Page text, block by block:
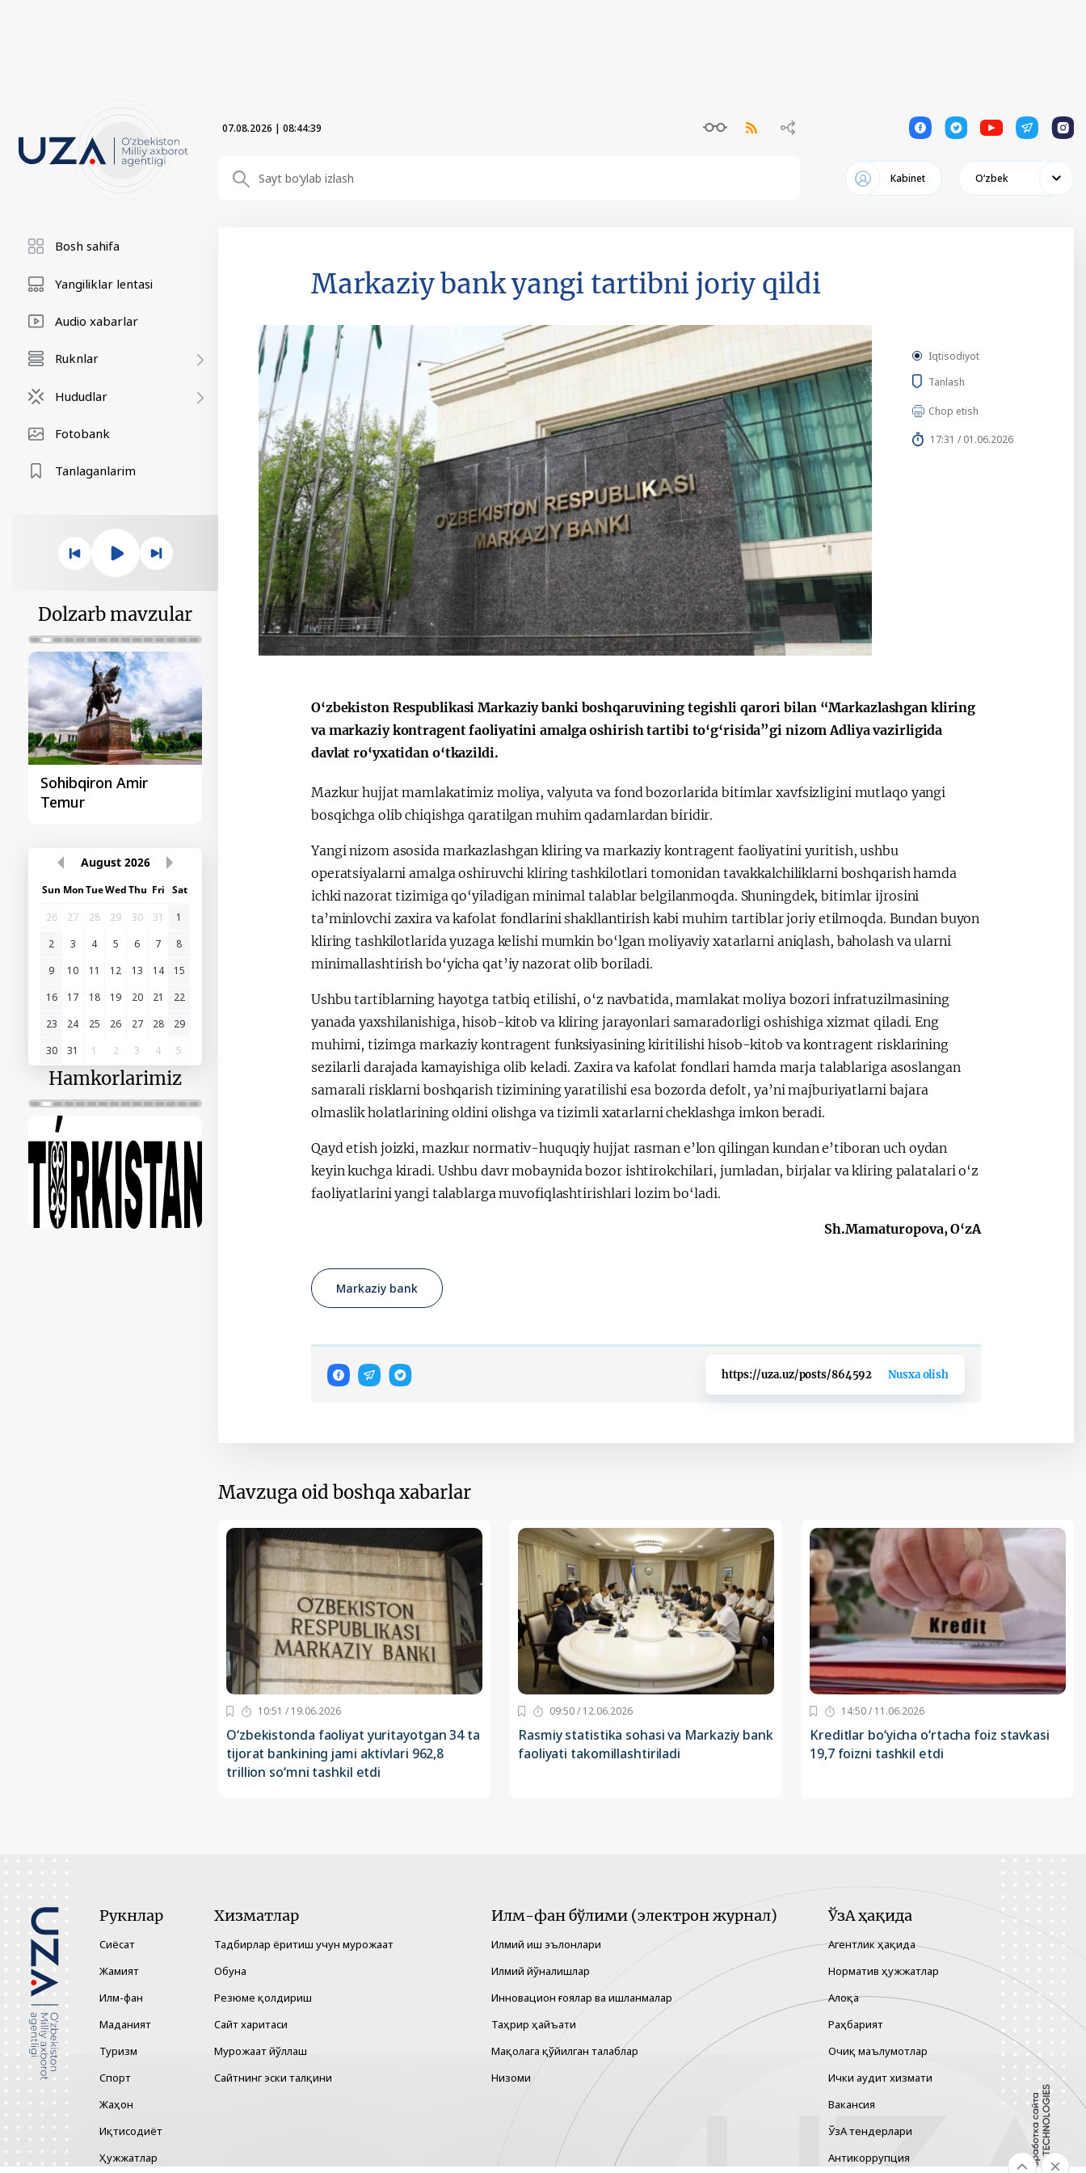
07.08.2026 | 08:44:40 1 1 1 1 1
Кabinet Oʻzbek
Bosh sahifa
Yangiliklar lentasi
Audio xabarlar
Ruknlar
Hududlar
Fotobank
Tanlaganlarim
Dolzarb mavzular
Sohibqiron Amir
Temur
O‘zbekiston va
Paragvay hamkorligi
Huquqiy targʻibot
O‘zbekiston va
Yaponiya hamkorligi
Oʻzbekiston va
Pokiston hamkorligi
August 2026
Sun MonTueWedThu Fri Sat
26
27 28 29 30 31
1
2
3 4 5 6 7
8
9
10 11 12 13 14
15
16
17 18 19 20 21
22
23
24 25 26 27 28
29
30
31 1 2 3 4 5
Hamkorlarimiz
Markaziy bank yangi tartibni joriy qildi
Iqtisodiyot
Tanlash
Chop etish
17:31 / 01.06.2026
O‘zbekiston Respublikasi Markaziy banki boshqaruvining tegishli qarori bilan “Markazlashgan kliring
va markaziy kontragent faoliyatini amalga oshirish tartibi to‘g‘risida”gi nizom Adliya vazirligida
davlat ro‘yxatidan o‘tkazildi.
Mazkur hujjat mamlakatimiz moliya, valyuta va fond bozorlarida bitimlar xavfsizligini mutlaqo yangi
bosqichga olib chiqishga qaratilgan muhim qadamlardan biridir.
Yangi nizom asosida markazlashgan kliring va markaziy kontragent faoliyatini yuritish, ushbu
operatsiyalarni amalga oshiruvchi kliring tashkilotlari tomonidan tavakkalchiliklarni boshqarish hamda
ichki nazorat tizimiga qo‘yiladigan minimal talablar belgilanmoqda. Shuningdek, bitimlar ijrosini
ta’minlovchi zaxira va kafolat fondlarini shakllantirish kabi muhim tartiblar joriy etilmoqda. Bundan buyon
kliring tashkilotlarida yuzaga kelishi mumkin bo‘lgan moliyaviy xatarlarni aniqlash, baholash va ularni
minimallashtirish bo‘yicha qat’iy nazorat olib boriladi.
Ushbu tartiblarning hayotga tatbiq etilishi, o‘z navbatida, mamlakat moliya bozori infratuzilmasining
yanada yaxshilanishiga, hisob-kitob va kliring jarayonlari samaradorligi oshishiga xizmat qiladi. Eng
muhimi, tizimga markaziy kontragent funksiyasining kiritilishi hisob-kitob va kontragent risklarining
sezilarli darajada kamayishiga olib keladi. Zaxira va kafolat fondlari hamda marja talablariga asoslangan
samarali risklarni boshqarish tizimining yaratilishi esa bozorda defolt, ya’ni majburiyatlarni bajara
olmaslik holatlarining oldini olishga va tizimli xatarlarni cheklashga imkon beradi.
Qayd etish joizki, mazkur normativ-huquqiy hujjat rasman e’lon qilingan kundan e’tiboran uch oydan
keyin kuchga kiradi. Ushbu davr mobaynida bozor ishtirokchilari, jumladan, birjalar va kliring palatalari o‘z
faoliyatlarini yangi talablarga muvofiqlashtirishlari lozim bo‘ladi.
Sh.Mamaturopova, O‘zA
Markaziy bank
https://uza.uz/posts/864592 Nusxa olish
Mavzuga oid boshqa xabarlar
10:51 / 19.06.2026
O‘zbekistonda faoliyat yuritayotgan 34 ta
tijorat bankining jami aktivlari 962,8
trillion so‘mni tashkil etdi
09:50 / 12.06.2026
Rasmiy statistika sohasi va Markaziy bank
faoliyati takomillashtiriladi
14:50 / 11.06.2026
Kreditlar bo‘yicha o‘rtacha foiz stavkasi
19,7 foizni tashkil etdi
Рукнлар
Сиёсат
Жамият
Илм-фан
Маданият
Туризм
Спорт
Жаҳон
Иқтисодиёт
Ҳужжатлар
Хизматлар
Тадбирлар ёритиш учун мурожаат
Обуна
Резюме қолдириш
Сайт харитаси
Мурожаат йўллаш
Сайтнинг эски талқини
Илм-фан бўлими (электрон журнал)
Илмий иш эълонлари
Илмий йўналишлар
Инновацион ғоялар ва ишланмалар
Таҳрир ҳайъати
Мақолага қўйилган талаблар
Низоми
ЎзА ҳақида
Агентлик ҳақида
Норматив ҳужжатлар
Алоқа
Раҳбарият
Очиқ маълумотлар
Ички аудит хизмати
Вакансия
ЎзА тендерлари
Антикоррупция